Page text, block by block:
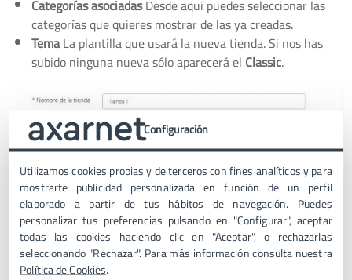
Categorías asociadasDesde aquí puedes seleccionar las
categorías que quieres mostrar de las ya creadas.
TemaLa plantilla que usará la nueva tienda. Si nos has
subido ninguna nueva sólo aparecerá el Classic.
Configuración
Utilizamos cookies propias y de terceros con fines analíticos y para
mostrarte publicidad personalizada en función de un perfil
elaborado a partir de tus hábitos de navegación. Puedes
personalizar tus preferencias pulsando en "Configurar", aceptar
todas las cookies haciendo clic en "Aceptar", o rechazarlas
seleccionando "Rechazar". Para más información consulta nuestra
Política de Cookies.